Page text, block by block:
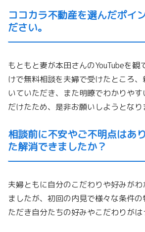
ココカラ不動産を選んだポイ
ださい。
もともと妻が本田さんのYouTubeを観
けで無料相談を夫婦で受けたところ、
いていただき、 また明瞭でわかりや
だけたため、 是非お願いしようとなり
相談前に不安やご不明点はあ
た解消できましたか？
夫婦ともに自分のこだわりや好みが
ましたが、 初回の内見で様々な条件
ただき自分たちの好みやこだわりがは